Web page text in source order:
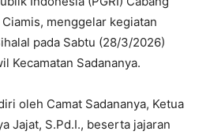
menggelar kegiatan
pada Sabtu (28/3/2026)
Kecamatan Sadananya.
oleh Camat Sadananya, Ketua
Jajat, S.Pd.I., beserta jajaran